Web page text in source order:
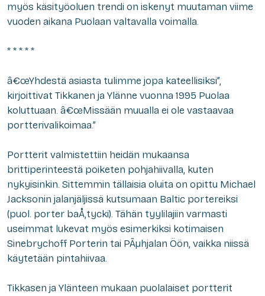
myös käsityöoluen trendi on iskenyt muutaman viime
vuoden aikana Puolaan valtavalla voimalla.
* * * * *
â€œYhdestä asiasta tulimme jopa kateellisiksi”,
kirjoittivat Tikkanen ja Ylänne vuonna 1995 Puolaa
koluttuaan. â€œMissään muualla ei ole vastaavaa
portterivalikoimaa.”
Portterit valmistettiin heidän mukaansa
brittiperinteestä poiketen pohjahiivalla, kuten
nykyisinkin. Sittemmin tällaisia oluita on opittu Michael
Jacksonin jalanjäljissä kutsumaan Baltic portereiksi
(puol. porter baÅ‚tycki). Tähän tyylilajiin varmasti
useimmat lukevat myös esimerkiksi kotimaisen
Sinebrychoff Porterin tai PÃµhjalan Öön, vaikka niissä
käytetään pintahiivaa.
Tikkasen ja Ylänteen mukaan puolalaiset portterit